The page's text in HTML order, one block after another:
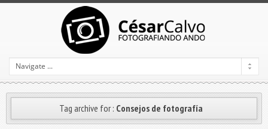
Tag archive for : Consejos de fotografía